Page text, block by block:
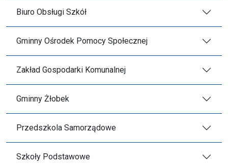
Biuro Obsługi Szkół
Gminny Ośrodek Pomocy Społecznej
Zakład Gospodarki Komunalnej
Gminny Żłobek
Przedszkola Samorządowe
Szkoły Podstawowe